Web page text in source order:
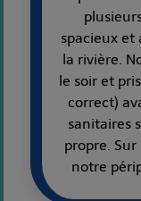
spacieux et
la rivière.
le soir et
correct)
sanitaires
propre.
notre